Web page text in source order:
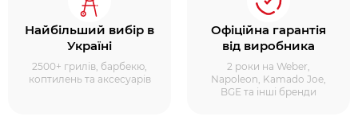
Найбільший вибір в
Україні
2500+ грилів, барбекю,
коптилень та аксесуарів
Офіційна гарантія
від виробника
2 роки на Weber,
Napoleon, Kamado Joe,
BGE та інші бренди